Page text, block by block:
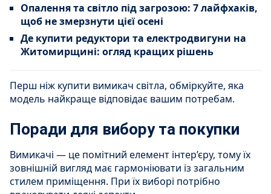
Опалення та світло під загрозою: 7 лайфхаків,
щоб не змерзнути цієї осені
Де купити редуктори та електродвигуни на
Житомирщині: огляд кращих рішень
Перш ніж купити вимикач світла, обміркуйте, яка
модель найкраще відповідає вашим потребам.
Поради для вибору та покупки
Вимикачі — це помітний елемент інтер’єру, тому їх
зовнішній вигляд має гармоніювати із загальним
стилем приміщення. При їх виборі потрібно